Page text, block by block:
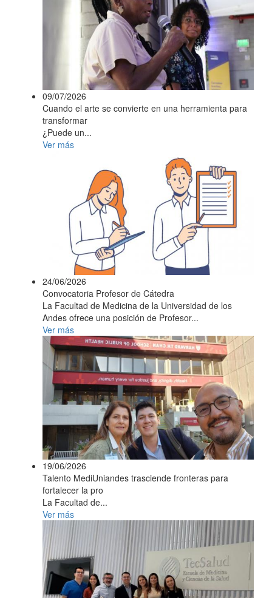
09/07/2026
Cuando el arte se convierte en una herramienta para
transformar
¿Puede un...
Ver más
24/06/2026
Convocatoria Profesor de Cátedra
La Facultad de Medicina de la Universidad de los
Andes ofrece una posición de Profesor...
Ver más
19/06/2026
Talento MediUniandes trasciende fronteras para
fortalecer la pro
La Facultad de...
Ver más